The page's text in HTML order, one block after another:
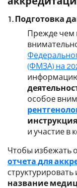
1. Подготовка
Прежде чем
(ФМЗА) на
особое
и участие в
Чтобы избежать
отчета для
название